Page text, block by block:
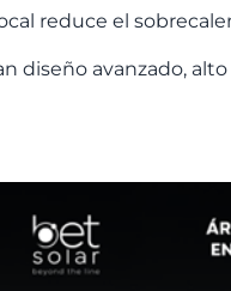
reduce el
diseño avanzado,